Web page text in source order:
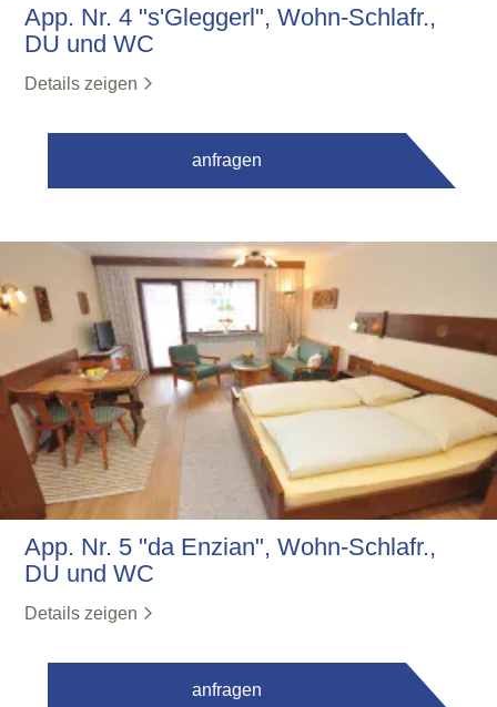
App. Nr. 4 "s'Gleggerl", Wohn-Schlafr.,
DU und WC
Details zeigen
anfragen
App. Nr. 5 "da Enzian", Wohn-Schlafr.,
DU und WC
Details zeigen
anfragen